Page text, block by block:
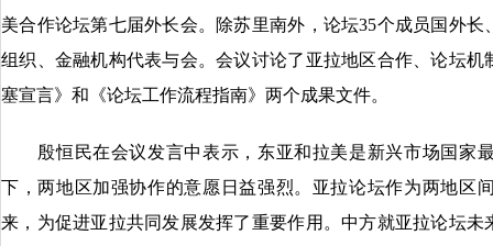
美合作论坛第七届外长会。除苏里南外，论坛35个成员国外
组织、金融机构代表与会。会议讨论了亚拉地区合作、论坛
塞宣言》和《论坛工作流程指南》两个成果文件。
殷恒民在会议发言中表示，东亚和拉美是新兴市场国家
下，两地区加强协作的意愿日益强烈。亚拉论坛作为两地区
来，为促进亚拉共同发展发挥了重要作用。中方就亚拉论坛